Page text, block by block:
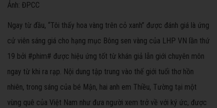
Ảnh: ĐPCC
Ngay từ đầu, “Tôi thấy hoa vàng trên cỏ xanh” được đánh giá là ứng
cử viên sáng giá cho hạng mục Bông sen vàng của LHP VN lần thứ
19 bởi #phim# được hiệu ứng tốt từ khán giả lẫn giới chuyên môn
ngay từ khi ra rạp. Nội dung tập trung vào thế giới tuổi thơ hồn
nhiên, trong sáng của bé Mận, hai anh em Thiều, Tường tại một
vùng quê của Việt Nam như đưa người xem trở về với ký ức, được